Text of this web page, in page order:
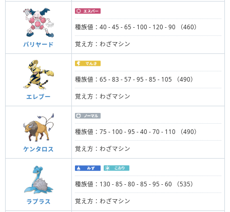
バリヤード
種族値：40 - 45 - 65 - 100 - 120 - 90 （460）
覚え方：わざマシン
エレブー
種族値：65 - 83 - 57 - 95 - 85 - 105 （490）
覚え方：わざマシン
ケンタロス
種族値：75 - 100 - 95 - 40 - 70 - 110 （490）
覚え方：わざマシン
ラプラス
種族値：130 - 85 - 80 - 85 - 95 - 60 （535）
覚え方：わざマシン